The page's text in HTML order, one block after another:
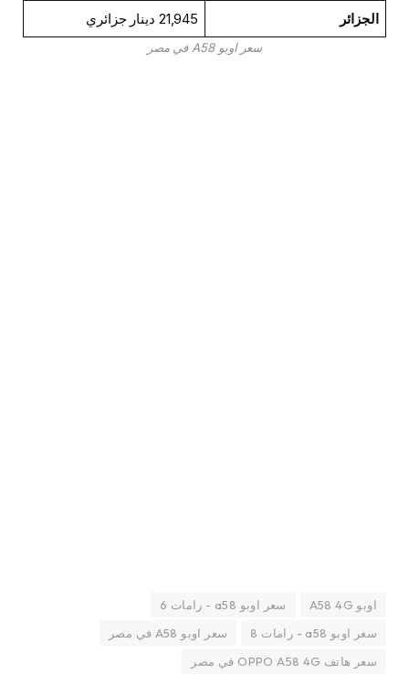
الجزائر 21,945 دينار جزائري
سعر اوبو A58 في مصر
اوبو A58 4G
سعر اوبو a58 - رامات 6
سعر اوبو a58 - رامات 8
سعر اوبو A58 في مصر
سعر هاتف OPPO A58 4G في مصر